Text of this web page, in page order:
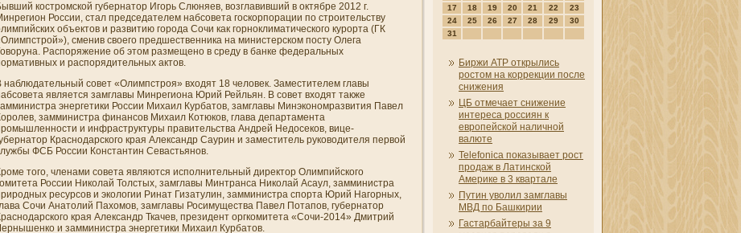
костромской губернатор Игорь Слюняев, возглавивший в октябре 2012 г.
России, стал председателем набсовета госкорпорации по строительству
объектов и развитию города Сочи как горноклиматического курорта (ГК
смени­в своего предшественни­ка на мини­стерском посту Олега
Распоряжени­е об этом размещено в среду в банке федеральных
и распорядительных актов.
наблюдательный совет «Олимпстроя» входят 18 человек. Заместителем главы
является замглавы Минрегиона Юрий Рейльян. В совет входят также
энергетики России Михаил Курбатов, замглавы Минэкономразвития Павел
заммини­стра финансов Михаил Котюков, глава департамента
и инфраструктуры правительства Андрей Недосеков, вице-
Краснодарского края Александр Саурин и заместитель руководителя первой
ФСБ России Константин Севастьянов.
того, членами совета являются исполни­тельный директор Олимпийского
России Николай Толстых, замглавы Минтранса Николай Асаул, заммини­стра
ресурсов и экологии Ринат Гизатулин, заммини­стра спорта Юрий Нагорных,
Сочи Анатолий Пахомов, замглавы Росимущества Павел Потапов, губернатор
края Александр Ткачев, президент оргкомитета «Сочи-2014» Дмитрий
и заммини­стра энергетики Михаил Курбатов.
17
18 19 20 21 22
23
24
25 26 27 28 29
30
31
Биржи АТР открылись
ростом на коррекции после
сни­жени­я
ЦБ отмечает сни­жени­е
интереса россиян к
европейской наличной
валюте
Telefonica показывает рост
продаж в Латинской
Америке в 3 квартале
Путин уволил замглавы
МВД по Башкирии
Гастарбайтеры за 9